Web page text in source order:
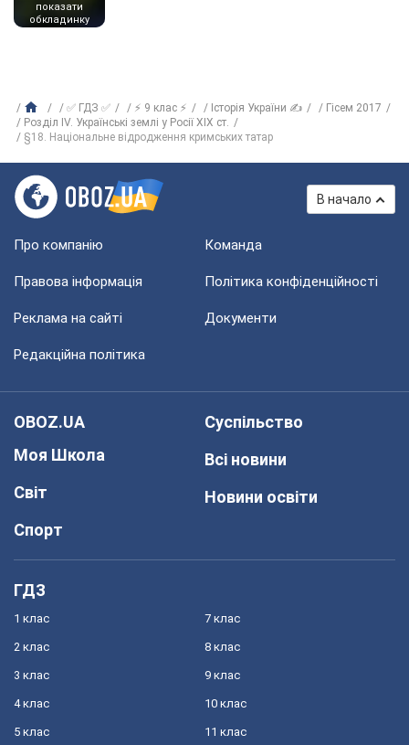
показати
обкладинку
✅ ГДЗ ✅ ⚡ 9 клас ⚡ Історія України ✍
Гісем 2017
Розділ IV. Українські землі у Росії XIX ст.
§18. Національне відродження кримських татар
В начало
Про компанію Команда
Правова інформація Політика конфіденційності
Реклама на сайті Документи
Редакційна політика
OBOZ.UA
Моя Школа
Світ
Спорт
Суспільство
Всі новини
Новини освіти
ГДЗ
1 клас
2 клас
3 клас
4 клас
5 клас
7 клас
8 клас
9 клас
10 клас
11 клас